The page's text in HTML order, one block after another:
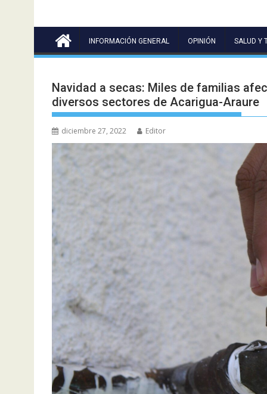
INFORMACIÓN GENERAL OPINIÓN SALUD Y
Navidad a secas: Miles de familias
diversos sectores de Acarigua-Araure
diciembre 27, 2022 Editor